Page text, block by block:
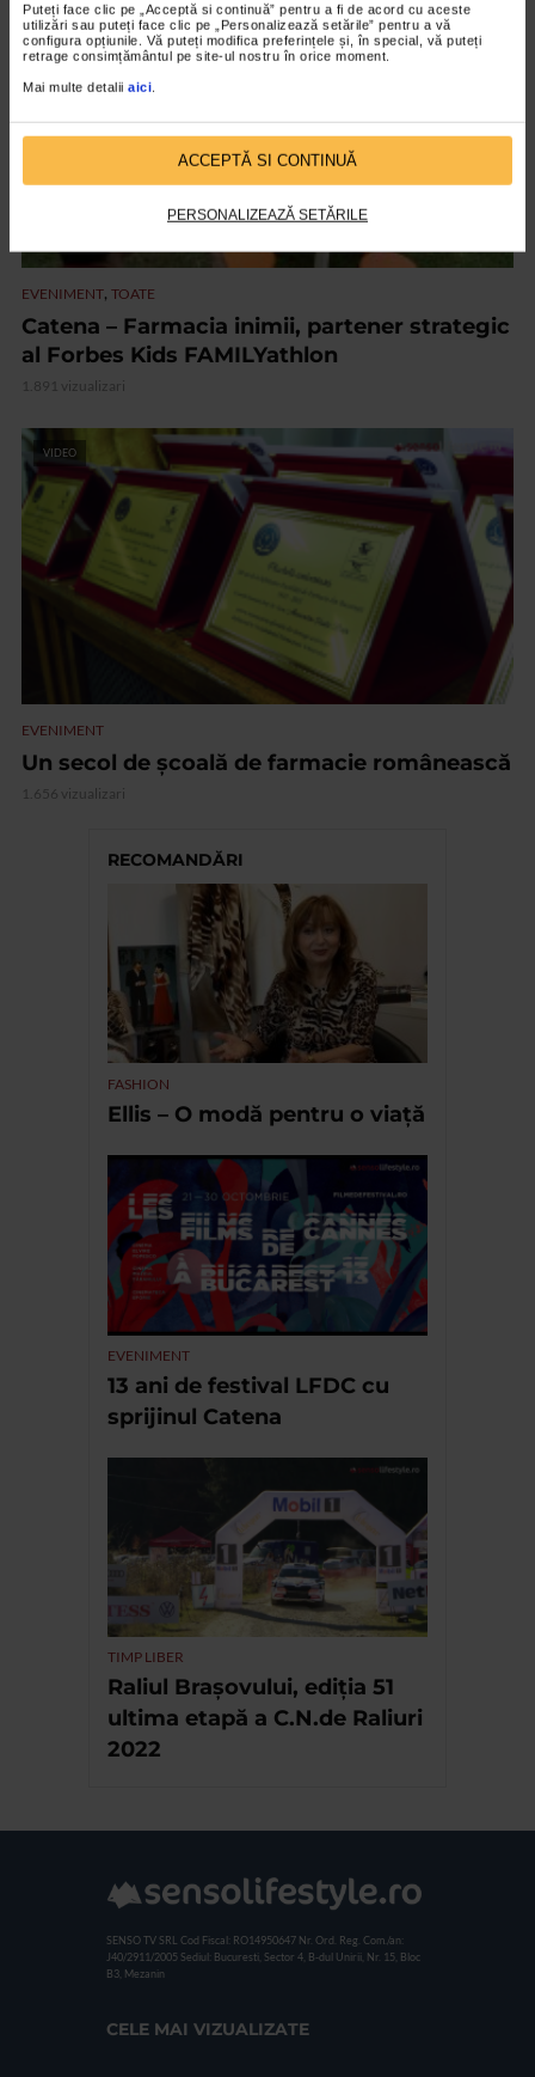
Puteți face clic pe „Acceptă si continuă” pentru a fi de acord cu aceste
utilizări sau puteți face clic pe „Personalizează setările” pentru a vă
configura opțiunile. Vă puteți modifica preferințele și, în special, vă puteți
retrage consimțământul pe site-ul nostru în orice moment.
Mai multe detalii aici.
ACCEPTĂ SI CONTINUĂ
PERSONALIZEAZĂ SETĂRILE
VIDEO
EVENIMENT, TOATE
Catena – Farmacia inimii, partener strategic
al Forbes Kids FAMILYathlon
1.891 vizualizari
VIDEO
EVENIMENT
Un secol de școală de farmacie românească
1.656 vizualizari
RECOMANDĂRI
FASHION
Ellis – O modă pentru o viață
EVENIMENT
13 ani de festival LFDC cu
sprijinul Catena
TIMP LIBER
Raliul Brașovului, ediția 51
ultima etapă a C.N.de Raliuri
2022
SENSO TV SRL Cod Fiscal: RO14950647 Nr. Ord. Reg. Com./an:
J40/2911/2005 Sediul: Bucuresti, Sector 4, B-dul Unirii, Nr. 15, Bloc
B3, Mezanin
CELE MAI VIZUALIZATE